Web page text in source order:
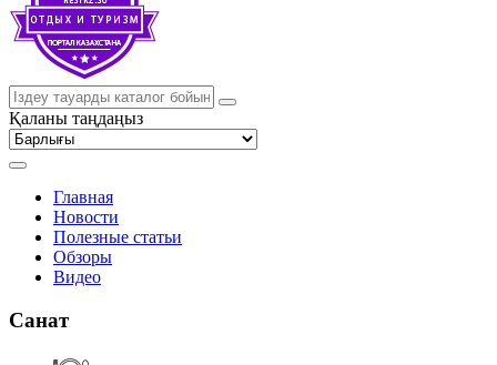
Қаланы таңдаңыз
Главная
Новости
Полезные статьи
Обзоры
Видео
Санат